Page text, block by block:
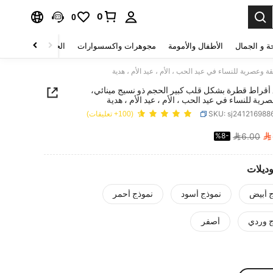
0
0
و الجمال الأطفال والأمومة مجوهرات واكسسوارات الحقائب والأمتعة
للنساء في عيد الحب ، الأم ، عيد الأم ، هدية
قطرة بشكل قلب كبير الحجم ذو نسيج مينائي،
للنساء في عيد الحب ، الأم ، عيد الأم ، هدية
SKU: (100+ تعليقات)
PRICE AND 
6.00
%8-
أبيض نموذج أسود نموذج أحمر
وردي أصفر